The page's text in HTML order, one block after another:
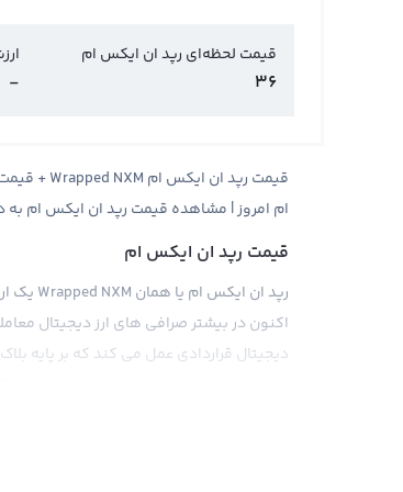
قیمت لحظه‌ای رپد ان ایکس ام
36
-
ام امروز | مشاهده قیمت رپد ان ایکس ام به
قیمت رپد ان ایکس ام
دیجیتال قراردادی عمل می کند که بر پایه
قیمت رپد ان ایکس ام به کمک عرضه و